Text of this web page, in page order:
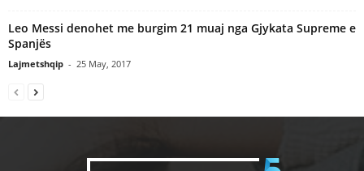
Leo Messi denohet me burgim 21 muaj nga Gjykata Supreme e
Spanjës
Lajmetshqip - 25 May, 2017